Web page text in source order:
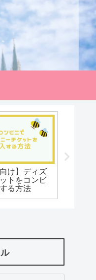
け】ディズ
トをコンビ
る方法